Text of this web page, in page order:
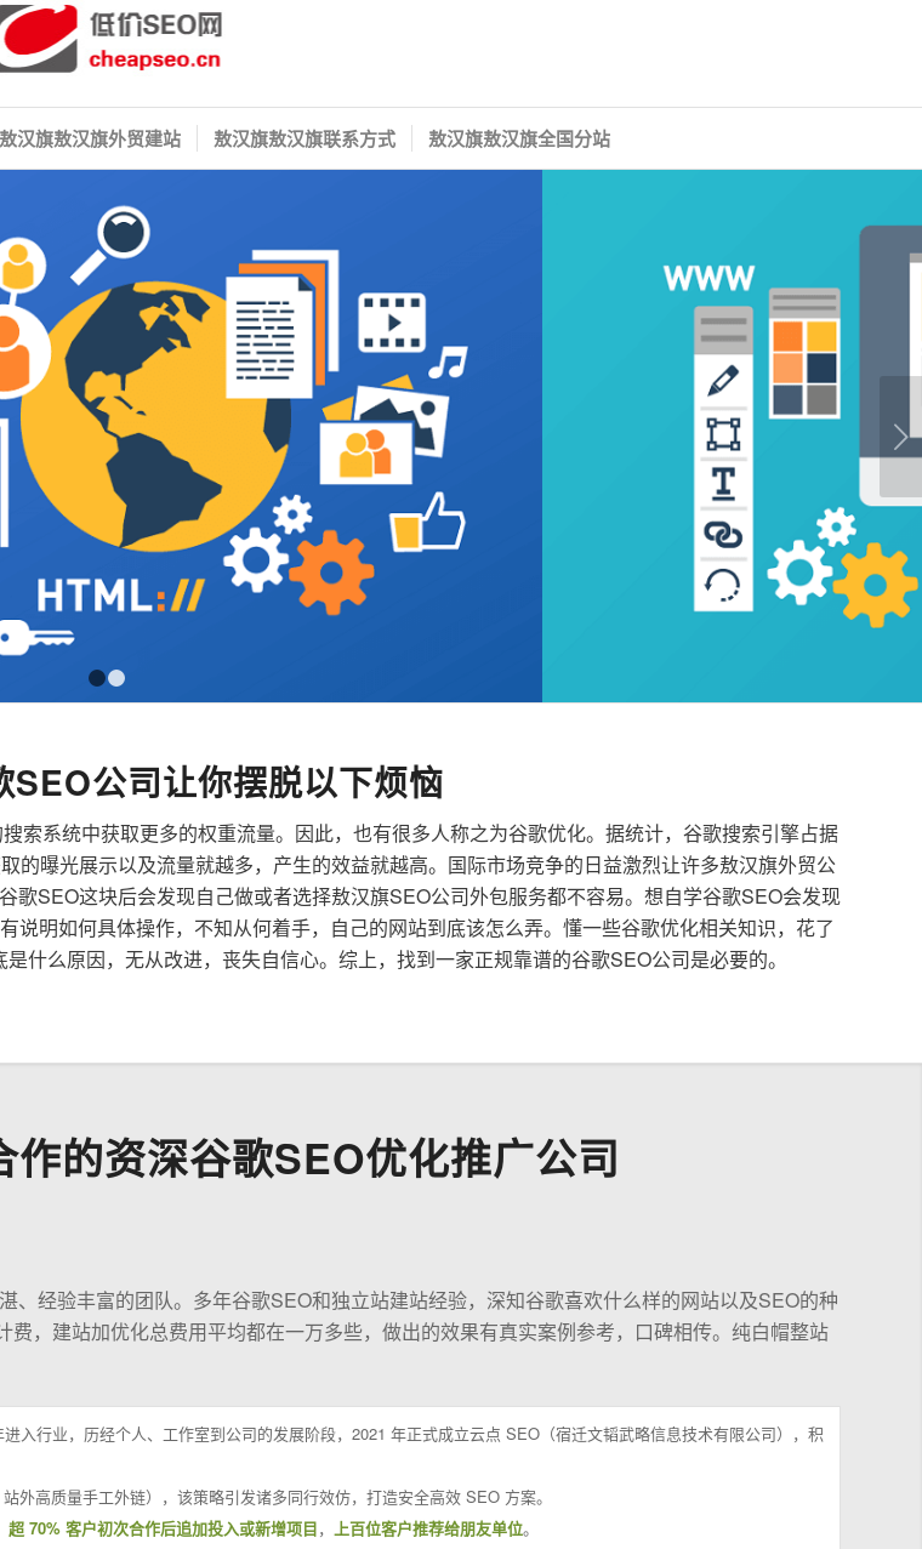
敖汉旗敖汉旗外贸建站 敖汉旗敖汉旗联系方式 敖汉旗敖汉旗全国分站
下一页
SEO公司让你摆脱以下烦恼
索系统中获取更多的权重流量。因此，也有很多人称之为谷歌优化。据统计，谷歌搜索引擎占据
的曝光展示以及流量就越多，产生的效益就越高。国际市场竞争的日益激烈让许多敖汉旗外贸公
SEO这块后会发现自己做或者选择敖汉旗SEO公司外包服务都不容易。想自学谷歌SEO会发现
明如何具体操作，不知从何着手，自己的网站到底该怎么弄。懂一些谷歌优化相关知识，花了
什么原因，无从改进，丧失自信心。综上，找到一家正规靠谱的谷歌SEO公司是必要的。
的资深谷歌SEO优化推广公司
经验丰富的团队。多年谷歌SEO和独立站建站经验，深知谷歌喜欢什么样的网站以及SEO的种
，建站加优化总费用平均都在一万多些，做出的效果有真实案例参考，口碑相传。纯白帽整站
进入行业，历经个人、工作室到公司的发展阶段，2021 年正式成立云点 SEO（宿迁文韬武略信息技术有限公司），积
外高质量手工外链），该策略引发诸多同行效仿，打造安全高效 SEO 方案。
超 70% 客户初次合作后追加投入或新增项目， 上百位客户推荐给朋友单位。